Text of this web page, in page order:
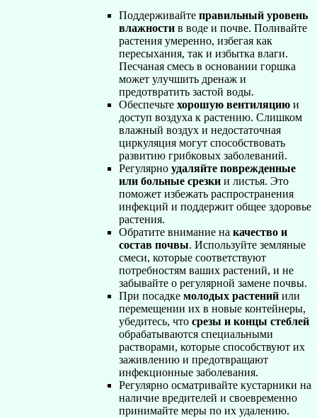
Поддерживайте правильный уровень
влажности в воде и почве. Поливайте
растения умеренно, избегая как
пересыхания, так и избытка влаги.
Песчаная смесь в основании горшка
может улучшить дренаж и
предотвратить застой воды.
Обеспечьте хорошую вентиляцию и
доступ воздуха к растению. Слишком
влажный воздух и недостаточная
циркуляция могут способствовать
развитию грибковых заболеваний.
Регулярно удаляйте поврежденные
или больные срезки и листья. Это
поможет избежать распространения
инфекций и поддержит общее здоровье
растения.
Обратите внимание на качество и
состав почвы. Используйте земляные
смеси, которые соответствуют
потребностям ваших растений, и не
забывайте о регулярной замене почвы.
При посадке молодых растений или
перемещении их в новые контейнеры,
убедитесь, что срезы и концы стеблей
обрабатываются специальными
растворами, которые способствуют их
заживлению и предотвращают
инфекционные заболевания.
Регулярно осматривайте кустарники на
наличие вредителей и своевременно
принимайте меры по их удалению.